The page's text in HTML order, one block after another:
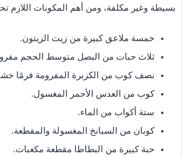
بسيطة وغير مكلفة، ومن أهم المكونات اللازم
خمسة ملاعق كبيرة من زيت الزيتون.
ثلاث حبات من البصل متوسط الحجم
نصف كوب من الكزبرة المفرومة فرمًا
كوب من العدس الأحمر المغسول.
ستة أكواب من الماء.
كوبان من السبانخ المغسولة والمقطعة.
حبة كبيرة من البطاطا مقطعة مكعبات.